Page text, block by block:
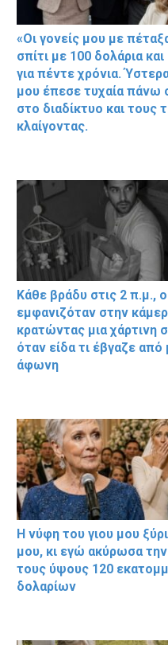
«Οι γονείς μου με
σπίτι με 100 δολάρια
για πέντε χρόνια.
μου έπεσε τυχαία πάνω
στο διαδίκτυο και τους
κλαίγοντας.
Κάθε βράδυ στις 2 π.μ.,
εμφανιζόταν στην
κρατώντας μια χάρτινη
όταν είδα τι έβγαζε από
άφωνη
Η νύφη του γιου μου
μου, κι εγώ ακύρωσα
τους ύψους 120
δολαρίων